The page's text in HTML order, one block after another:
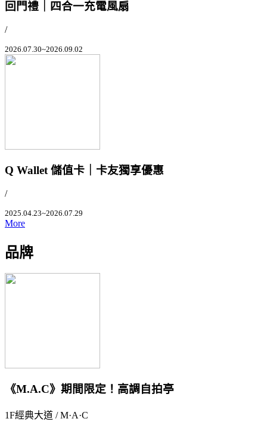
回門禮｜四合一充電風扇
/
2026.07.30~2026.09.02
Q Wallet 儲值卡｜卡友獨享優惠
/
2025.04.23~2026.07.29
More
品牌
《M.A.C》期間限定！高調自拍亭
1F經典大道 / M·A·C